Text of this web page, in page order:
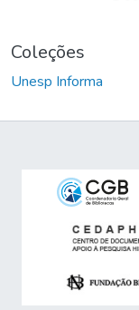
Coleções
Unesp Informa